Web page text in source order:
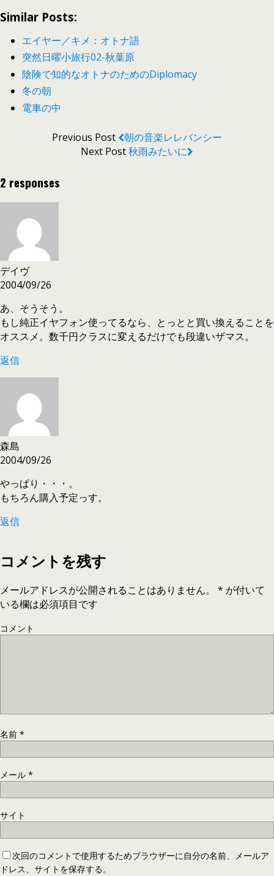
Similar Posts:
エイヤー／キメ：オトナ語
突然日曜小旅行02-秋葉原
陰険で知的なオトナのためのDiplomacy
冬の朝
電車の中
Previous Post
朝の音楽レレバンシー
Next Post秋雨みたいに
2 responses
デイヴ
2004/09/26
あ、そうそう。
もし純正イヤフォン使ってるなら、とっとと買い換えることを
オススメ。数千円クラスに変えるだけでも段違いザマス。
返信
森島
2004/09/26
やっぱり・・・。
もちろん購入予定っす。
返信
コメントを残す
メールアドレスが公開されることはありません。 * が付いて
いる欄は必須項目です
コメント
名前 *
メール *
サイト
次回のコメントで使用するためブラウザーに自分の名前、メールア
ドレス、サイトを保存する。